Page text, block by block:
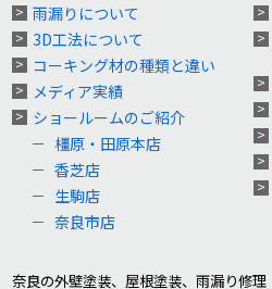
雨漏りについて
3D工法について
コーキング材の種類と違い
メディア実績
ショールームのご紹介
橿原・田原本店
香芝店
生駒店
奈良市店
奈良の外壁塗装、屋根塗装、雨漏り修理